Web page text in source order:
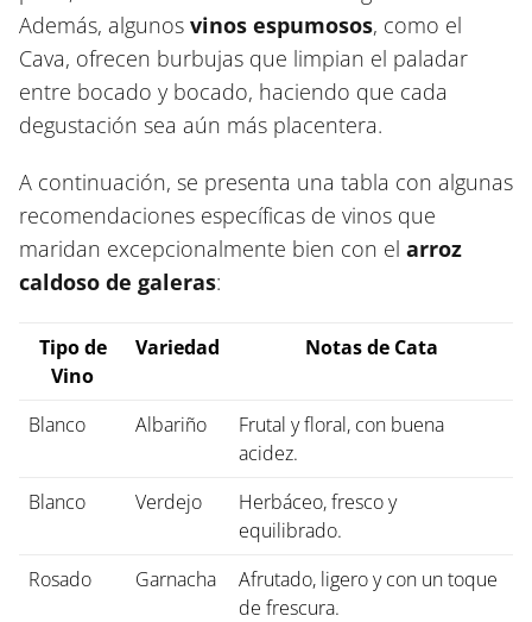
Además, algunos vinos espumosos, como el
Cava, ofrecen burbujas que limpian el paladar
entre bocado y bocado, haciendo que cada
degustación sea aún más placentera.
A continuación, se presenta una tabla con algunas
recomendaciones específicas de vinos que
maridan excepcionalmente bien con el arroz
caldoso de galeras:
Tipo de
Vino
Variedad Notas de Cata
Blanco Albariño
Frutal y floral, con buena
acidez.
Blanco
Verdejo
Herbáceo, fresco y
equilibrado.
Rosado
Garnacha
Afrutado, ligero y con un toque
de frescura.